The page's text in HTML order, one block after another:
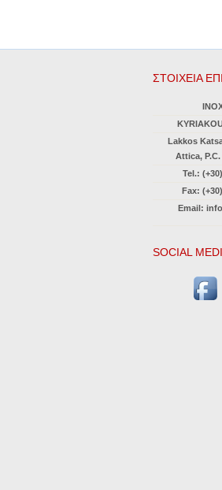
ΣΤΟΙΧΕΙΑ
Lakkos
Attica, P.C.
Tel.:
Fax:
Email:
SOCIAL